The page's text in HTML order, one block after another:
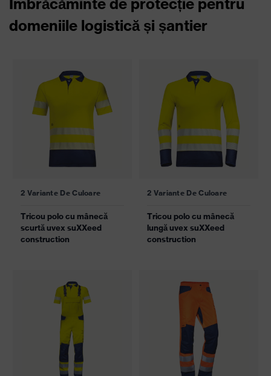
domeniile logistică și șantier
2 Variante De Culoare
Tricou polo cu mânecă
scurtă uvex suXXeed
construction
2 Variante De Culoare
Tricou polo cu mânecă
lungă uvex suXXeed
construction